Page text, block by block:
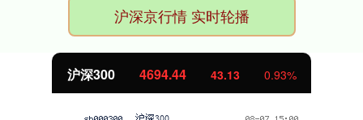
沪深京行情 实时轮播
沪深300 4694.44 43.13 0.93%